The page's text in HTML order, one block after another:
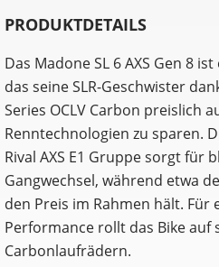
PRODUKTDETAILS
Das Madone SL 6 AXS Gen 8
das seine SLR-Geschwister
Series OCLV Carbon preislich
Renntechnologien zu sparen.
Rival AXS E1 Gruppe sorgt für
Gangwechsel, während etwa
den Preis im Rahmen hält. Für
Performance rollt das Bike auf
Carbonlaufrädern.